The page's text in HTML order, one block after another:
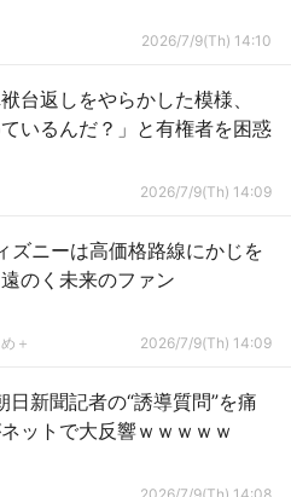
2026/7/9(Th) 14:10
台返しをやらかした模様、
いるんだ？」と有権者を困惑
2026/7/9(Th) 14:09
ズニーは高価格路線にかじを
のく未来のファン
＋ 2026/7/9(Th) 14:09
日新聞記者の“誘導質問”を痛
ットで大反響ｗｗｗｗｗ